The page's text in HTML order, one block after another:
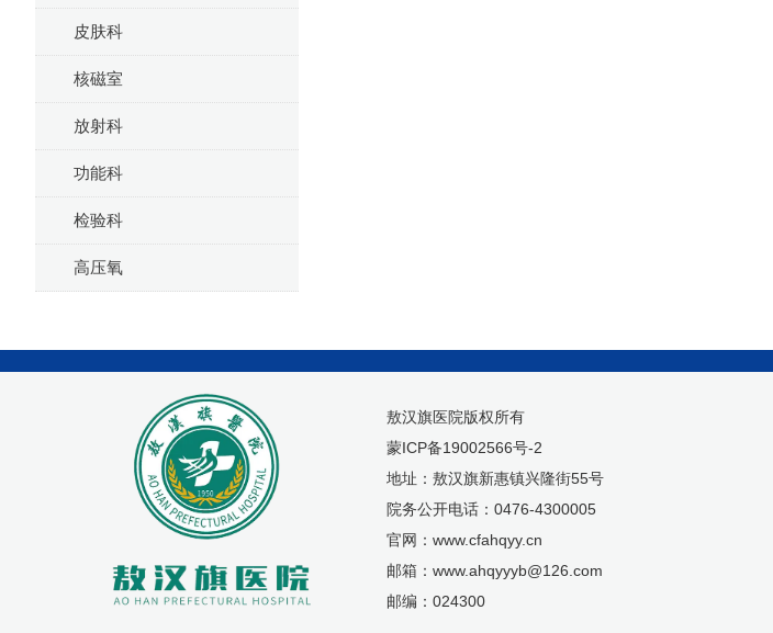
皮肤科
核磁室
放射科
功能科
检验科
高压氧
敖汉旗医院版权所有
蒙ICP备19002566号-2
地址：敖汉旗新惠镇兴隆街55号
院务公开电话：0476-4300005
官网：www.cfahqyy.cn
邮箱：www.ahqyyyb@126.com
邮编：024300